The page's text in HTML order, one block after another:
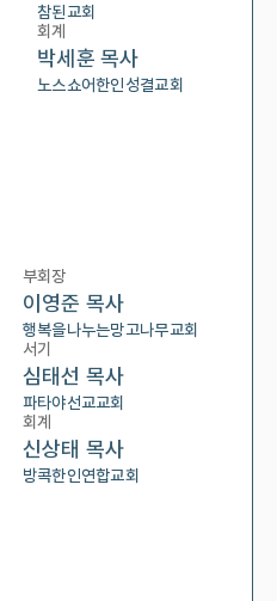
참된교회
회계
박세훈 목사
노스쇼어한인성결교회
부회장
이영준 목사
행복을나누는망고나무교회
서기
심태선 목사
파타야선교교회
회계
신상태 목사
방콕한인연합교회